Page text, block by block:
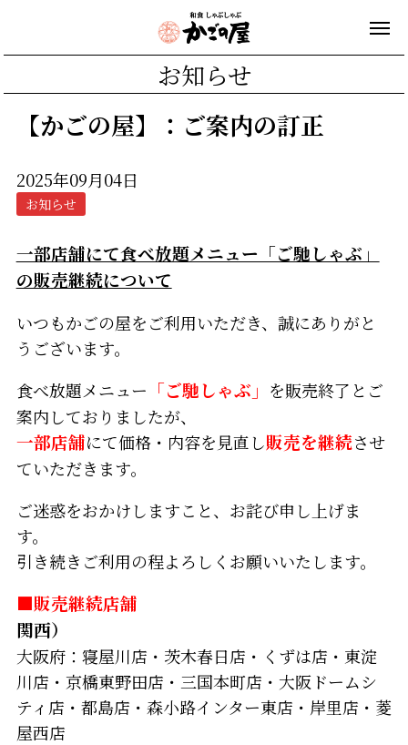
お知らせ
【かごの屋】：ご案内の訂正
2025年09月04日
お知らせ
一部店舗にて食べ放題メニュー「ご馳しゃぶ」
の販売継続について
いつもかごの屋をご利用いただき、誠にありがと
うございます。
食べ放題メニュー 「ご馳しゃぶ」 を販売終了とご
案内しておりましたが、
一部店舗にて価格・内容を見直し販売を継続させ
ていただきます。
ご迷惑をおかけしますこと、お詫び申し上げま
す。
引き続きご利用の程よろしくお願いいたします。
■販売継続店舗
関西）
大阪府：寝屋川店・茨木春日店・くずは店・東淀
川店・京橋東野田店・三国本町店・大阪ドームシ
ティ店・都島店・森小路インター東店・岸里店・菱
屋西店